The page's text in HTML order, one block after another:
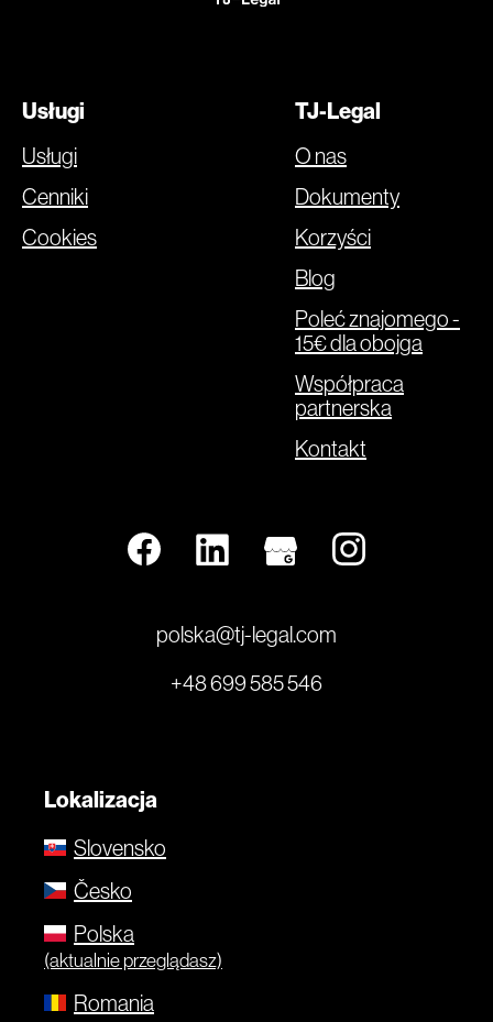
Usługi
Usługi
Cenniki
Cookies
TJ-Legal
O nas
Dokumenty
Korzyści
Blog
Poleć znajomego -
15€ dla obojga
Współpraca
partnerska
Kontakt
polska@tj-legal.com
+48 699 585 546
Lokalizacja
Slovensko
Česko
Polska
(aktualnie przeglądasz)
Romania